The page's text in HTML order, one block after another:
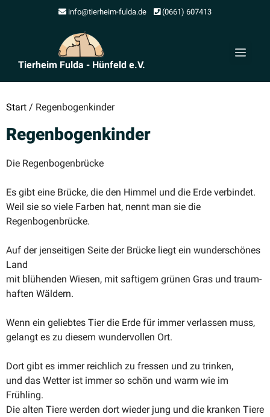
info@tierheim-fulda.de (0661) 607413
Tierheim Fulda - Hünfeld e.V.
Start / Regenbogenkinder
Regenbogenkinder
Die Regen­bo­gen­brücke
Es gibt eine Brücke, die den Himmel und die Erde verbindet.
Weil sie so viele Farben hat, nennt man sie die
Regenbogenbrücke.
Auf der jensei­tigen Seite der Brücke liegt ein wunder­schönes
Land
mit blühenden Wiesen, mit saftigem grünen Gras und traum­
haften Wäldern.
Wenn ein geliebtes Tier die Erde für immer verlassen muss,
gelangt es zu diesem wunder­vollen Ort.
Dort gibt es immer reichlich zu fressen und zu trinken,
und das Wetter ist immer so schön und warm wie im
Frühling.
Die alten Tiere werden dort wieder jung und die kranken Tiere